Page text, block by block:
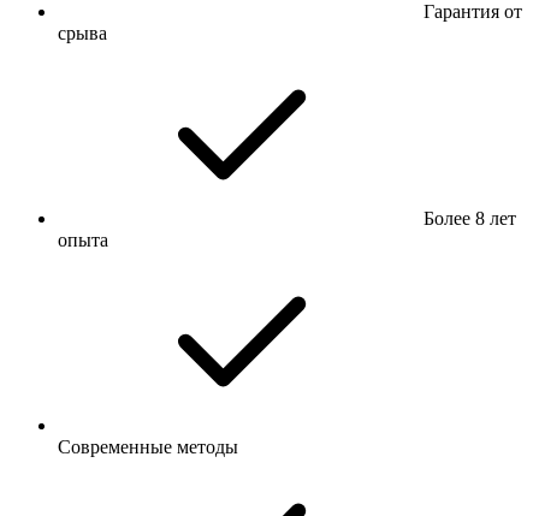
Гарантия от
срыва
Более 8 лет
опыта
Современные методы